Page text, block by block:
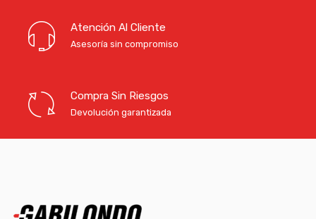
Atención Al Cliente
Asesoría sin compromiso
Compra Sin Riesgos
Devolución garantizada